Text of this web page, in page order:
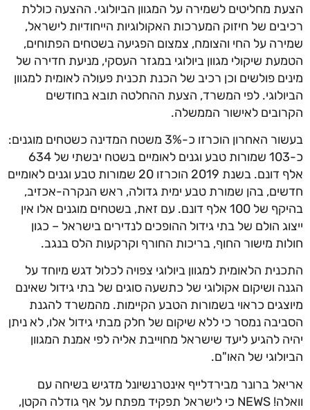
מחליטים לשמירה על המגוון הביולוגי. ההצעה כוללת
של חיזוק המערכות האקולוגיות הייחודיות לישראל,
על החי והצומח, צמצום הפגיעה בשטחים הפתוחים,
שיקולי מגוון ביולוגי במגזר העסקי, מניעת חדירה של
פולשים וכן רכיב של הכנת תכנית פעולה לאומית למגוון
לפי המשרד, הצעת ההחלטה תובא בחודשים
לאישור הממשלה.
בעשור האחרון הוכרזו כ-3% משטח המדינה כשטחים מוגנים:
כ-103 שמורות טבע וגנים לאומיים בשטח יבשתי של 634
אלף דונם. בשנת 2019 הוכרזו 20 שמורות טבע וגנים לאומיים
בהן שמורת טבע ימית גדולה, ראש הנקרה-אכזיב,
בהיקף של 100 אלף דונם. עם זאת, בשטחים מוגנים אלו אין
הולם של בתי גידול ההופכים לנדירים בישראל – כגון
מישור החוף, בריכות החורף וקרקעות הלס בנגב.
הלאומית למגוון ביולוגי צפויה לכלול דגש מיוחד על
ושיקום אקולוגי של כתשעה סוגים של בתי גידול שאינם
כראוי בשמורות הטבע הקיימות. מהמשרד להגנת
נמסר כי ללא שיקום של חלק מבתי גידול אלו, לא ניתן
להגיע ליעד שישראל מחוייבת אליה לפי אמנת המגוון
של האו"ם.
ברונר מבירדלייף אינטרנשיונל מדגיש בשיחה עם
וואלה! NEWS כי לישראל תפקיד מפתח על אף גודלה הקטן,